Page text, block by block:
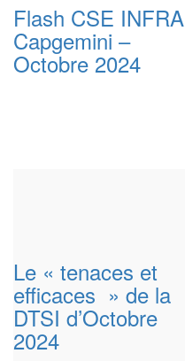
Flash CSE INFRA
Capgemini –
Octobre 2024
Le « tenaces et
efficaces » de la
DTSI d’Octobre
2024